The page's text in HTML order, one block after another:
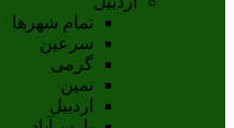
تمام شهر‌ها
سرعین
گرمی
نمین
اردبيل